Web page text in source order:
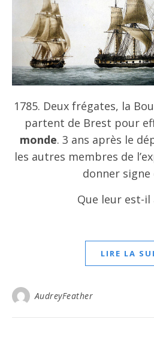
1785. Deux frégates, la Boussole et l’Astrobale,
partent de Brest pour
monde. 3 ans après le
les autres membres de
donner signe
Que leur est-il
LIRE LA
AudreyFeather